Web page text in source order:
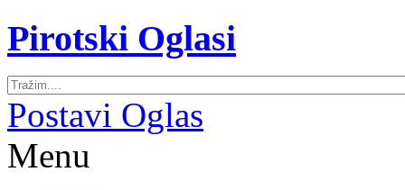
Pirotski Oglasi
Postavi Oglas
Menu